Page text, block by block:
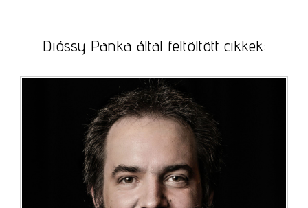
Dióssy Panka által feltöltött cikkek: